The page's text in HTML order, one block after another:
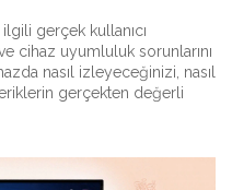
gerçek kullanıcı
cihaz uyumluluk sorunlarını
nasıl izleyeceğinizi, nasıl
gerçekten değerli